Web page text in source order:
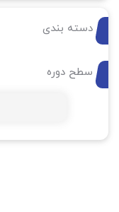
دسته بندی
سطح دوره